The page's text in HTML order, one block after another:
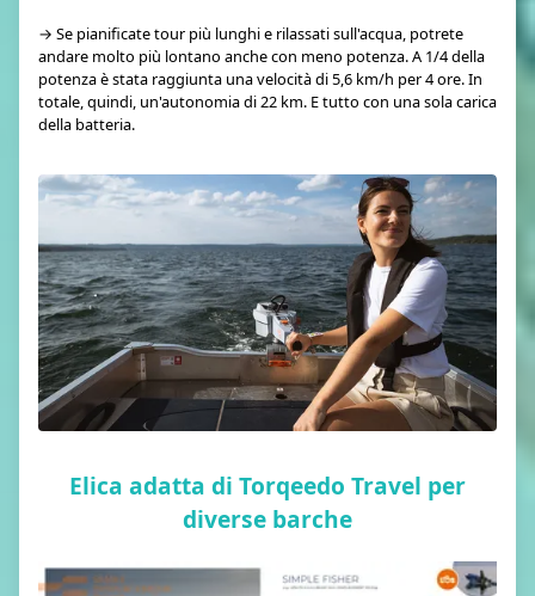
→ Se pianificate tour più lunghi e rilassati sull'acqua, potrete
andare molto più lontano anche con meno potenza. A 1/4 della
potenza è stata raggiunta una velocità di 5,6 km/h per 4 ore. In
totale, quindi, un'autonomia di 22 km. E tutto con una sola carica
della batteria.
Elica adatta di Torqeedo Travel per
diverse barche